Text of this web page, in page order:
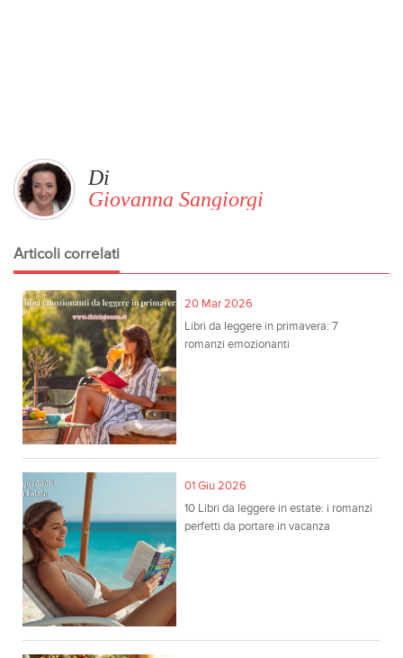
Di
Giovanna Sangiorgi
Articoli correlati
20 Mar 2026
Libri da leggere in primavera: 7
romanzi emozionanti
01 Giu 2026
10 Libri da leggere in estate: i romanzi
perfetti da portare in vacanza